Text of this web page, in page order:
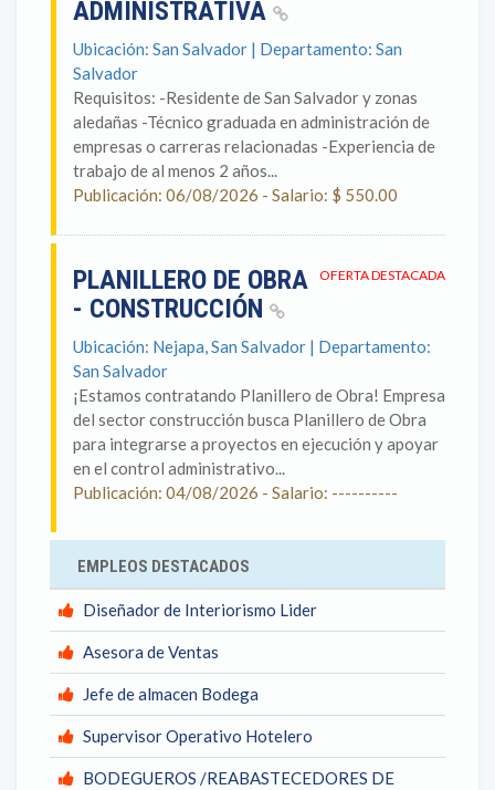
ADMINISTRATIVA
Ubicación: San Salvador | Departamento: San
Salvador
Requisitos: -Residente de San Salvador y zonas
aledañas -Técnico graduada en administración de
empresas o carreras relacionadas -Experiencia de
trabajo de al menos 2 años...
Publicación: 06/08/2026 - Salario: $ 550.00
OFERTA DESTACADA
PLANILLERO DE OBRA
- CONSTRUCCIÓN
Ubicación: Nejapa, San Salvador | Departamento:
San Salvador
¡Estamos contratando Planillero de Obra! Empresa
del sector construcción busca Planillero de Obra
para integrarse a proyectos en ejecución y apoyar
en el control administrativo...
Publicación: 04/08/2026 - Salario: ----------
EMPLEOS DESTACADOS
Diseñador de Interiorismo Lider
Asesora de Ventas
Jefe de almacen Bodega
Supervisor Operativo Hotelero
BODEGUEROS /REABASTECEDORES DE